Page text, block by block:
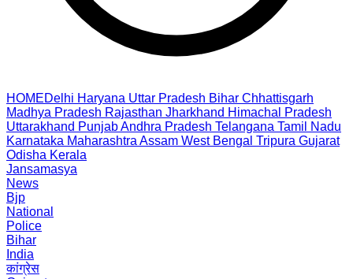
HOMEDelhi Haryana Uttar Pradesh Bihar Chhattisgarh
Madhya Pradesh Rajasthan Jharkhand Himachal Pradesh
Uttarakhand PunjabAndhra Pradesh Telangana Tamil Nadu
Karnataka Maharashtra Assam West Bengal Tripura Gujarat
Odisha Kerala
Jansamasya
News
Bjp
National
Police
Bihar
India
कांग्रेस